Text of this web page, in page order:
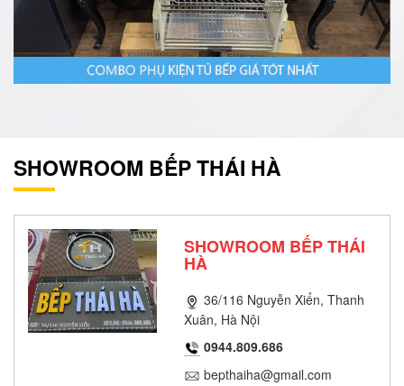
SHOWROOM BẾP THÁI HÀ
SHOWROOM BẾP THÁI
HÀ
36/116 Nguyễn Xiển, Thanh
Xuân, Hà Nội
0944.809.686
bepthaiha@gmail.com